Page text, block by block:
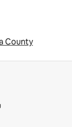
County